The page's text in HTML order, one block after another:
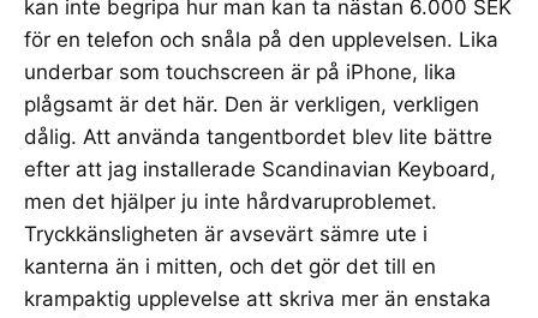
kan inte begripa hur man kan ta nästan 6.000 SEK
för en telefon och snåla på den upplevelsen. Lika
underbar som touchscreen är på iPhone, lika
plågsamt är det här. Den är verkligen, verkligen
dålig. Att använda tangentbordet blev lite bättre
efter att jag installerade Scandinavian Keyboard,
men det hjälper ju inte hårdvaruproblemet.
Tryckkänsligheten är avsevärt sämre ute i
kanterna än i mitten, och det gör det till en
krampaktig upplevelse att skriva mer än enstaka